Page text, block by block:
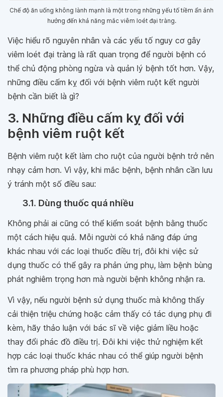
Chế độ ăn uống không lành mạnh là một trong những yếu tố tiềm ẩn ảnh
hưởng đến khả năng mắc viêm loét đại tràng.
Việc hiểu rõ nguyên nhân và các yếu tố nguy cơ gây
viêm loét đại tràng là rất quan trọng để người bệnh có
thể chủ động phòng ngừa và quản lý bệnh tốt hơn. Vậy,
những điều cấm kỵ đối với bệnh viêm ruột kết người
bệnh cần biết là gì?
3. Những điều cấm kỵ đối với
bệnh viêm ruột kết
Bệnh viêm ruột kết làm cho ruột của người bệnh trở nên
nhạy cảm hơn. Vì vậy, khi mắc bệnh, bệnh nhân cần lưu
ý tránh một số điều sau:
3.1. Dùng thuốc quá nhiều
Không phải ai cũng có thể kiểm soát bệnh bằng thuốc
một cách hiệu quả. Mỗi người có khả năng đáp ứng
khác nhau với các loại thuốc điều trị, đôi khi việc sử
dụng thuốc có thể gây ra phản ứng phụ, làm bệnh bùng
phát nghiêm trọng hơn mà người bệnh không nhận ra.
Vì vậy, nếu người bệnh sử dụng thuốc mà không thấy
cải thiện triệu chứng hoặc cảm thấy có tác dụng phụ đi
kèm, hãy thảo luận với bác sĩ về việc giảm liều hoặc
thay đổi phác đồ điều trị. Đôi khi việc thử nghiệm kết
hợp các loại thuốc khác nhau có thể giúp người bệnh
tìm ra phương pháp phù hợp hơn.